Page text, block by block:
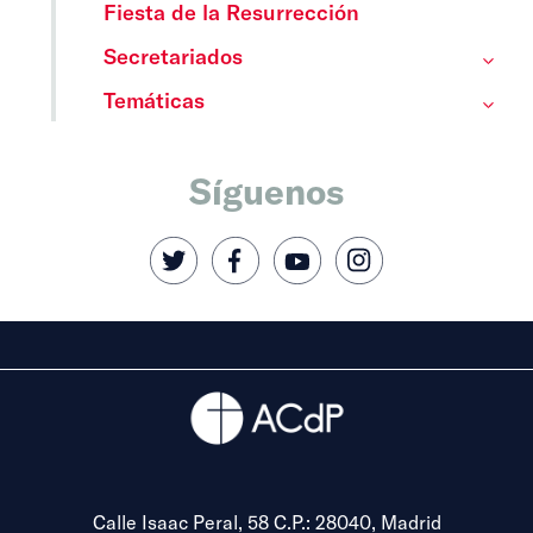
Fiesta de la Resurrección
Secretariados
Temáticas
Síguenos
Calle Isaac Peral, 58 C.P.: 28040, Madrid